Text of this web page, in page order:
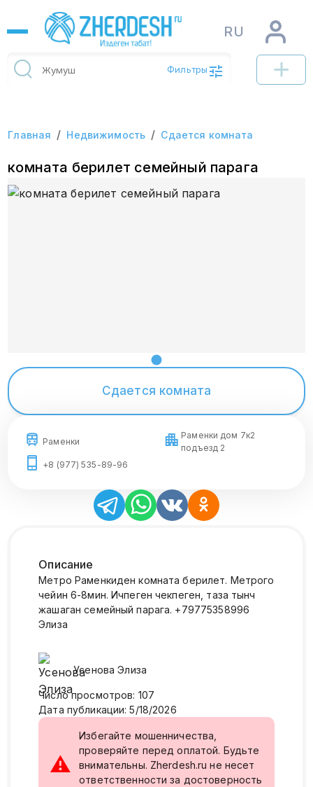
RU
Фильтры
Главная / Недвижимость / Сдается комната
комната берилет семейный парага
Сдается комната
Раменки
Раменки дом 7к2
подъезд 2
+8 (977) 535-89-96
Описание
Метро Раменкиден комната берилет. Метрого
чейин 6-8мин. Ичпеген чекпеген, таза тынч
жашаган семейный парага. +79775358996
Элиза
Усенова Элиза
Число просмотров: 107
Дата публикации: 5/18/2026
⚠
Избегайте мошенничества,
проверяйте перед оплатой. Будьте
внимательны. Zherdesh.ru не несет
ответственности за достоверность